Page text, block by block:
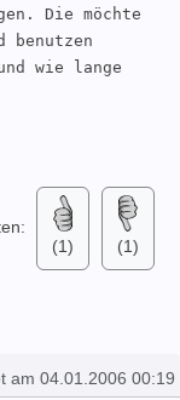
Die möchte
wie lange
(1)
(1)
am 04.01.2006 00:19